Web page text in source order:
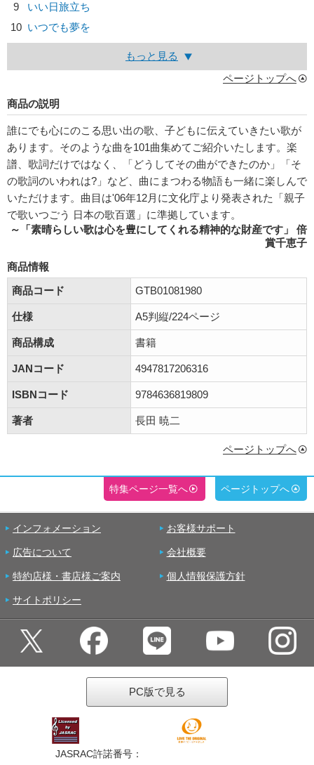
9
いい日旅立ち
10 いつでも夢を
もっと見る
ページトップへ
商品の説明
誰にでも心にのこる思い出の歌、子どもに伝えていきたい歌が
あります。そのような曲を101曲集めてご紹介いたします。楽
譜、歌詞だけではなく、「どうしてその曲ができたのか」「そ
の歌詞のいわれは?」など、曲にまつわる物語も一緒に楽しんで
いただけます。曲目は'06年12月に文化庁より発表された「親子
で歌いつごう 日本の歌百選」に準拠しています。
～「素晴らしい歌は心を豊にしてくれる精神的な財産です」 倍
賞千恵子
商品情報
商品コード
GTB01081980
仕様 A5判縦/224ページ
商品構成 書籍
JANコード 4947817206316
ISBNコード 9784636819809
著者 長田 暁二
ページトップへ
特集ページ一覧へ ページトップへ
インフォメーション お客様サポート
広告について 会社概要
特約店様・書店様ご案内 個人情報保護方針
サイトポリシー
PC版で見る
JASRAC許諾番号：